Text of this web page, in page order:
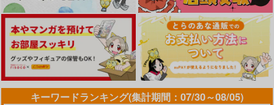
キーワードランキング(集計期間：07/30～08/05)